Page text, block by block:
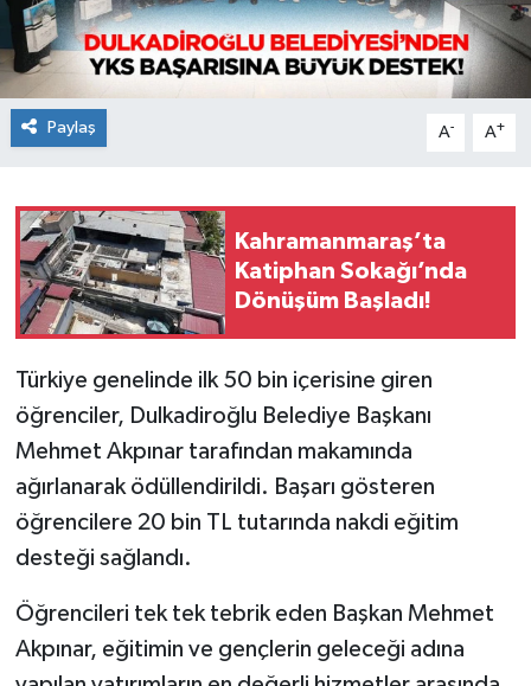
Paylaş A- A+
Kahramanmaraş’ta
Katiphan Sokağı’nda
Dönüşüm Başladı!
Türkiye genelinde ilk 50 bin içerisine giren
öğrenciler, Dulkadiroğlu Belediye Başkanı
Mehmet Akpınar tarafından makamında
ağırlanarak ödüllendirildi. Başarı gösteren
öğrencilere 20 bin TL tutarında nakdi eğitim
desteği sağlandı.
Öğrencileri tek tek tebrik eden Başkan Mehmet
Akpınar, eğitimin ve gençlerin geleceği adına